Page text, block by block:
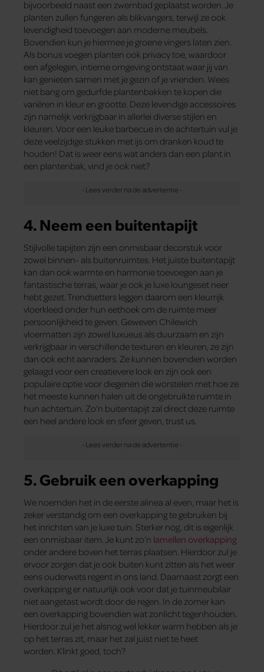
bijvoorbeeld naast een zwembad geplaatst worden. Je
planten zullen fungeren als blikvangers, terwijl ze ook
levendigheid toevoegen aan moderne meubels.
Bovendien kun je hiermee je groene vingers laten zien.
Als bonus voegen planten ook privacy toe, waardoor
een afgelegen, intieme omgeving ontstaat waar jij van
kan genieten samen met je gezin of je vrienden. Wees
niet bang om gedurfde plantenbakken te kopen die
variëren in kleur en grootte. Deze levendige accessoires
zijn namelijk verkrijgbaar in allerlei diverse stijlen en
kleuren. Voor een leuke barbecue in de achtertuin vul je
deze veelzijdige stukken met ijs om dranken koud te
houden! Dat is weer eens wat anders dan een plant in
een plantenbak, vind je ook niet?
4. Neem een buitentapijt
Stijlvolle tapijten zijn een onmisbaar decorstuk voor
zowel binnen- als buitenruimtes. Het juiste buitentapijt
kan dan ook warmte en harmonie toevoegen aan je
fantastische terras, waar je ook je luxe loungeset neer
hebt gezet. Trendsetters leggen daarom een kleurrijk
vloerkleed onder hun eethoek om de ruimte meer
persoonlijkheid te geven. Geweven Chilewich
vloermatten zijn zowel luxueus als duurzaam en zijn
verkrijgbaar in verschillende texturen en kleuren, ze zijn
dan ook echt aanraders. Ze kunnen bovendien worden
gelaagd voor een creatievere look en zijn ook een
populaire optie voor diegenen die worstelen met hoe ze
het meeste kunnen halen uit de ongebruikte ruimte in
hun achtertuin. Zo’n buitentapijt zal direct deze ruimte
een heel andere look en sfeer geven, trust us.
5. Gebruik een overkapping
We noemden het in de eerste alinea al even, maar het is
zeker verstandig om een overkapping te gebruiken bij
het inrichten van je luxe tuin. Sterker nog, dit is eigenlijk
een onmisbaar item. Je kunt zo’n lamellen overkapping
onder andere boven het terras plaatsen. Hierdoor zul je
ervoor zorgen dat je ook buiten kunt zitten als het weer
eens ouderwets regent in ons land. Daarnaast zorgt een
overkapping er natuurlijk ook voor dat je tuinmeubilair
niet aangetast wordt door de regen. In de zomer kan
een overkapping bovendien wat zonlicht tegenhouden.
Hierdoor zul je het alsnog wel lekker warm hebben als je
op het terras zit, maar het zal juist niet te heet
worden. Klinkt goed, toch?